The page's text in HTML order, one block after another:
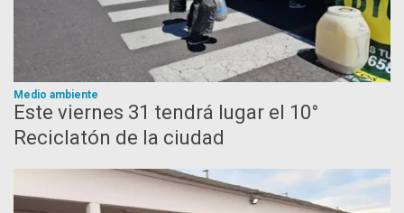
Medio ambiente
Este viernes 31 tendrá lugar el 10°
Reciclatón de la ciudad